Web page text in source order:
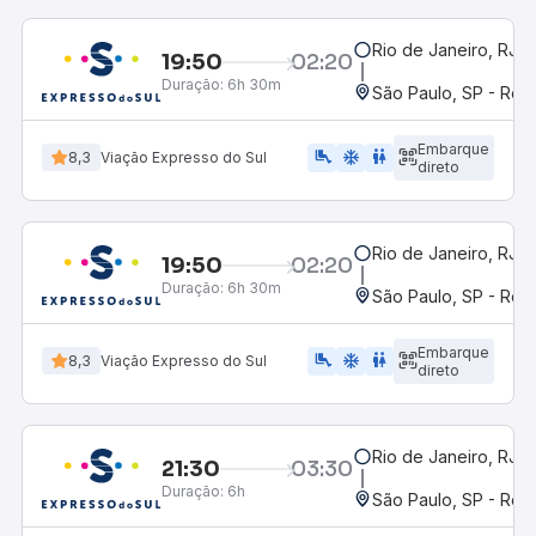
19:50 02:20
Duração: 6h 30m
Rio de Janeiro, RJ -
São Paulo, SP -
8,3 Viação Expresso do Sul airline_seat_legroom_extra ac_unit WC
Embarque
direto
19:50 02:20
Duração: 6h 30m
Rio de Janeiro, RJ -
São Paulo, SP -
8,3 Viação Expresso do Sul airline_seat_legroom_extra ac_unit wc
Embarque
direto
21:30 03:30
Duração: 6h
Rio de Janeiro, RJ -
São Paulo, SP -